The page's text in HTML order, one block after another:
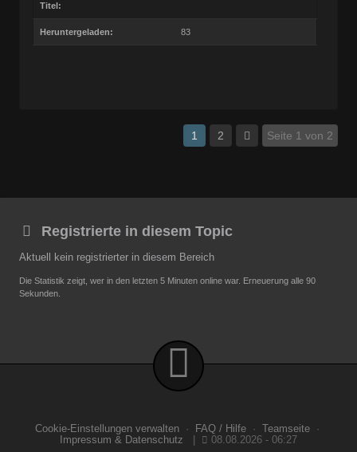
Titel:
Heruntergeladen: 83
1 2 Seite 1 von 2
Registrierte in diesem Topic
Aktuell kein registrierter in diesem Bereich
Die Statistik zeigt, wer in den letzten 5 Minuten online war. Erneuerung alle 90
Sekunden.
Cookie-Einstellungen verwalten· FAQ / Hilfe· Teamseite·
Impressum & Datenschutz
08.08.2026 - 06:27